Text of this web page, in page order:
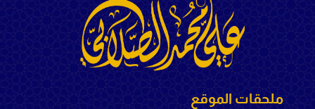
ملحقات الموقع